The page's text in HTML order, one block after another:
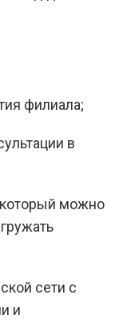
филиала;
в
который можно
сети с
и